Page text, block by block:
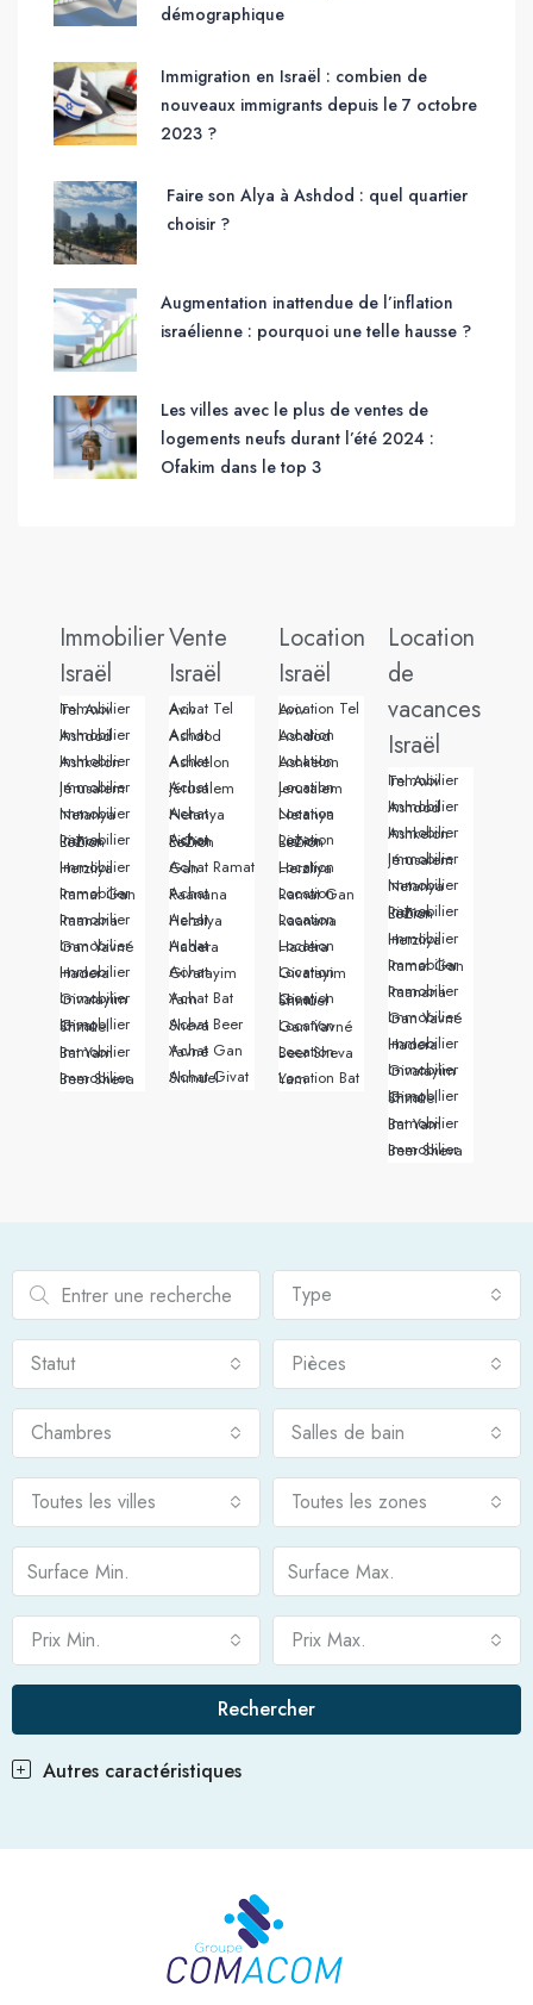
démographique
Immigration en Israël : combien de
nouveaux immigrants depuis le 7 octobre
2023 ?
Faire son Alya à Ashdod : quel quartier
choisir ?
Augmentation inattendue de l’inflation
israélienne : pourquoi une telle hausse ?
Les villes avec le plus de ventes de
logements neufs durant l’été 2024 :
Ofakim dans le top 3
Immobilier
Israël
Immobilier Tel Aviv
Immobilier Ashdod
Immobilier Ashkelon
Immobilier Jérusalem
Immobilier Netanya
Immobilier Rishon LeZion
Immobilier Herzliya
Immobilier Ramat Gan
Immobilier Raanana
Immobilier Gan Yavné
Immobilier Hadera
Immobilier Givatayim
Immobilier Givat Shmuel
Immobilier Bat Yam
Immobilier Beer Sheva
Vente
Israël
Achat Tel Aviv
Achat Ashdod
Achat Ashkelon
Achat Jérusalem
Achat Netanya
Achat Rishon LeZion
Achat Ramat Gan
Achat Raanana
Achat Herzliya
Achat Hadera
Achat Givatayim
Achat Bat Yam
Achat Beer Sheva
Achat Gan Yavné
Achat Givat Shmuel
Location
Israël
Location Tel Aviv
Location Ashdod
Location Ashkelon
Location Jerusalem
Location Netanya
Location Rishon LeZion
Location Herzliya
Location Ramat Gan
Location Raanana
Location Hadera
Location Givatayim
Location Givat Shmuel
Location Gan Yavné
Location Beer Sheva
Location Bat Yam
Location
de
vacances
Israël
Immobilier Tel Aviv
Immobilier Ashdod
Immobilier Ashkelon
Immobilier Jérusalem
Immobilier Netanya
Immobilier Rishon LeZion
Immobilier Herzliya
Immobilier Ramat Gan
Immobilier Raanana
Immobilier Gan Yavné
Immobilier Hadera
Immobilier Givatayim
Immobilier Givat Shmuel
Immobilier Bat Yam
Immobilier Beer Sheva
Type
Statut Pièces
Chambres Salles de bain
Toutes les villes Toutes les zones
Prix Min. Prix Max.
Rechercher
Autres caractéristiques